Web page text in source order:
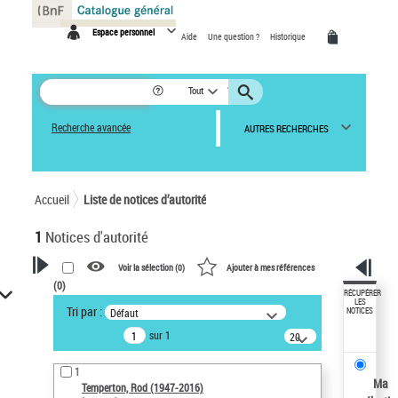
Espace personnel Aide Une question ? Historique
Tout
Recherche avancée AUTRES RECHERCHES
Accueil Liste de notices d’autorité
1 Notices d'autorité
VOTRE RECHERCHE
Recherche avancée dans les
notices d’autorité
Œuvres liées à l'auteur :
Temperton, Rod (1947-2016)
Voir la sélection (0) Ajouter à mes références
(0)
Tri par : Défaut
sur 1
20
résultats/page
1
Temperton, Rod (1947-2016)
RÉCUPÉRER
LES
NOTICES
Ma
Panneau de gestion des cookies